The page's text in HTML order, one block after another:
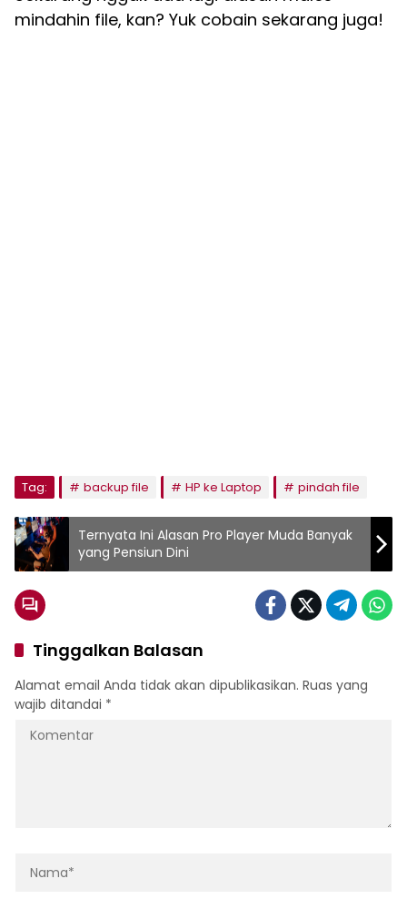
mindahin file, kan? Yuk cobain sekarang juga!
Tag: backup file HP ke Laptop pindah file
Ternyata Ini Alasan Pro Player Muda Banyak
yang Pensiun Dini
Tinggalkan Balasan
Alamat email Anda tidak akan dipublikasikan. Ruas yang
wajib ditandai *